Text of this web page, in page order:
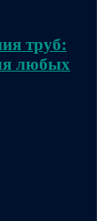
труб:
любых